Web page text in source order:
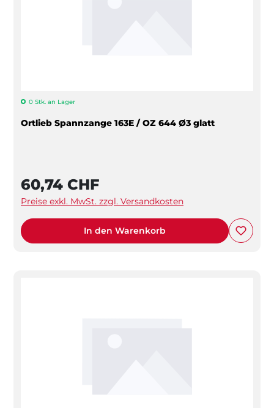
0 Stk. an Lager
Ortlieb Spannzange 163E / OZ 644 Ø3 glatt
60,74 CHF
Preise exkl. MwSt. zzgl. Versandkosten
In den Warenkorb